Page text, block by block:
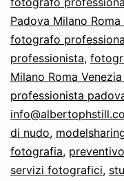
Padova Milano
fotografo
professionista,
Milano Roma
professionista
di nudo,
fotografia,
servizi fotografici,